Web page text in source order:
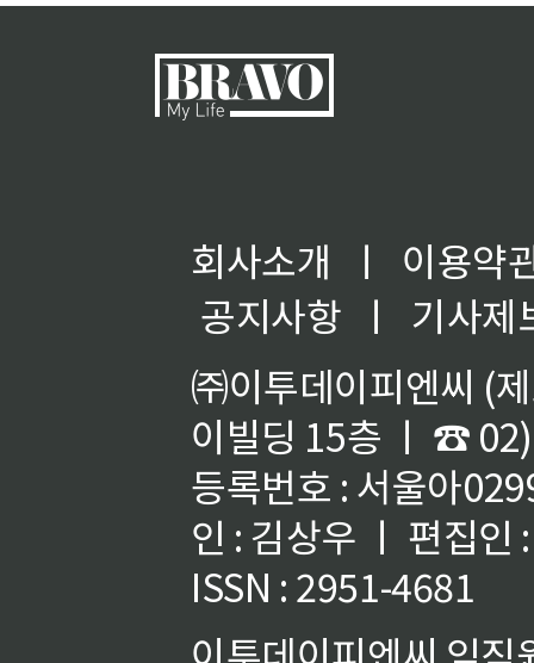
회사소개 ㅣ
이용약
공지사항
ㅣ
기사제
㈜이투데이피엔씨 (
이빌딩 15층 ㅣ ☎
등록번호 : 서울아
인 : 김상우 ㅣ 편집인
ISSN : 2951-4681